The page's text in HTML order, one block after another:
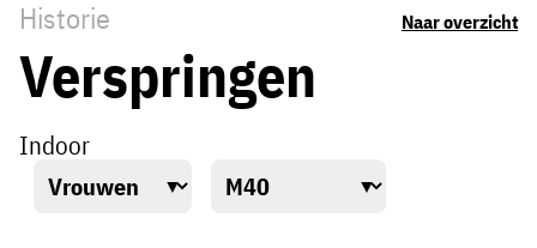
Historie Naar overzicht
Verspringen
Indoor